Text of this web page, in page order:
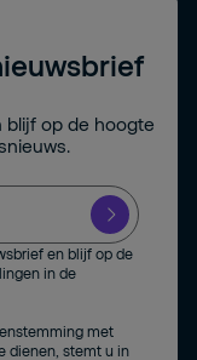
blijf op de hoogte
en blijf op de
in de
met
dienen, stemt u in